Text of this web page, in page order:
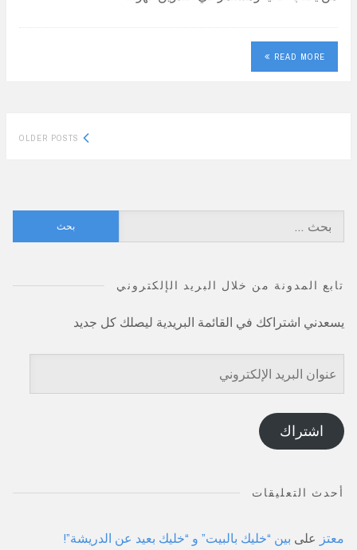
READ MORE
OLDER POSTS
عن:
تابع المدونة من خلال البريد الإلكتروني
يسعدني اشتراكك في القائمة البريدية ليصلك كل جديد
عنوان
البريد
الإلكتروني
اشتراك
أحدث التعليقات
معتز على بين “خليك بالبيت” و “خليك بعيد عن الدريشة”!